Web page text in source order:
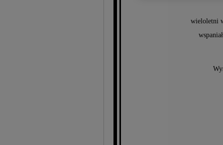
wieloletni
Przechowywanie